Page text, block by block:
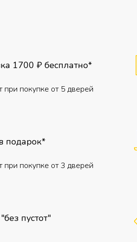
1700 ₽ бесплатно*
при покупке от 5 дверей
подарок*
при покупке от 3 дверей
пустот"